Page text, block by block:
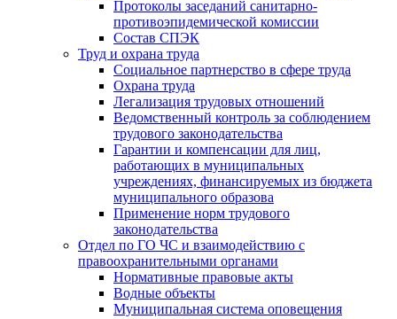
Протоколы заседаний санитарно-
противоэпидемической комиссии
Состав СПЭК
Труд и охрана труда
Социальное партнерство в сфере труда
Охрана труда
Легализация трудовых отношений
Ведомственный контроль за соблюдением
трудового законодательства
Гарантии и компенсации для лиц,
работающих в муниципальных
учреждениях, финансируемых из бюджета
муниципального образова
Применение норм трудового
законодательства
Отдел по ГО ЧС и взаимодействию с
правоохранительными органами
Нормативные правовые акты
Водные объекты
Муниципальная система оповещения